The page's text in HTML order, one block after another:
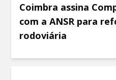
Coimbra assina
com a ANSR para
rodoviária